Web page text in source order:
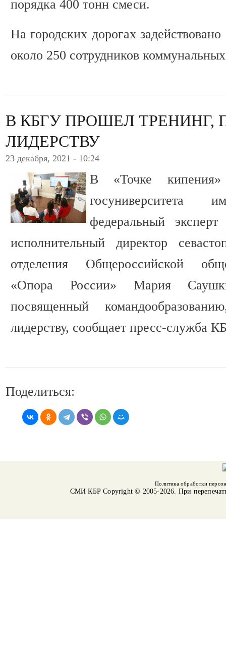
порядка 400 тонн смеси.
На городских дорогах
около 250 сотрудников
В КБГУ ПРОШЕЛ
ЛИДЕРСТВУ
23 декабря, 2021 - 10:24
В «Точке кипения»
федеральный
исполнительный директор
отделения Общероссийской
«Опора России» Мария
посвященный
лидерству, сообщает пресс-служба
Поделиться:
Политика обработки
СМИ КБРCopyright © 2005-2026. При